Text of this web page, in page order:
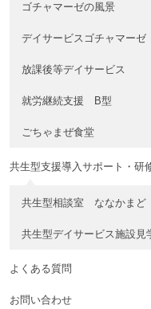
ゴチャマーゼの風景
デイサービスゴチャマーゼ
放課後等デイサービス
就労継続支援 B型
ごちゃまぜ食堂
共生型支援導入サポート・研
共生型相談室 ななかまど
共生型デイサービス施設見
よくある質問
お問い合わせ